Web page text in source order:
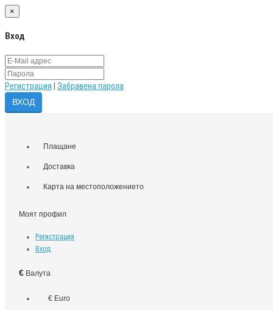
×
Вход
Регистрация Забравена парола
Плащане
Доставка
Карта на местоположението
Моят профил
Регистрация
Вход
€ Валута
€ Euro